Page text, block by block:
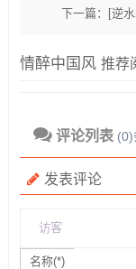
下一篇：
[逆
情醉中国风 推荐
评论列表 (0)
发表评论
名称(*)